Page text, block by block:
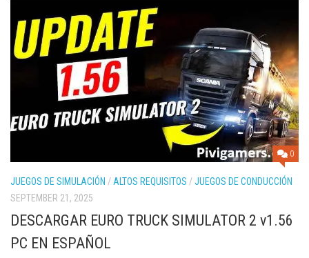
0
JUEGOS DE SIMULACIÓN / ALTOS REQUISITOS /JUEGOS DE CONDUCCIÓN
SEPTEMBER 21, 2025
DESCARGAR EURO TRUCK SIMULATOR 2 v1.56
PC EN ESPAÑOL